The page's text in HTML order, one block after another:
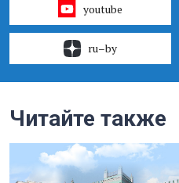
youtube
ru–by
Читайте также